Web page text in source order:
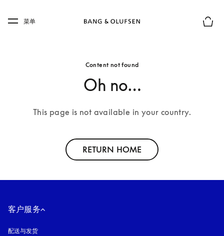
Skip to main footer
菜单
Content not found
Oh no…
This page is not available in your country.
RETURN HOME
客户服务
配送与发货